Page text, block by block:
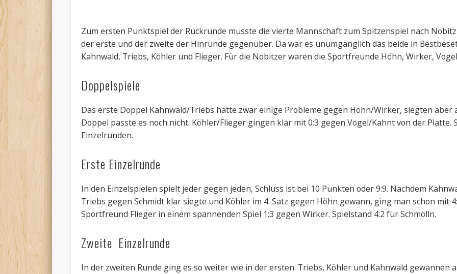
Zum ersten Punktspiel der Rückrunde musste die vierte Mannschaft zum Spitzenspiel nach
der erste und der zweite der Hinrunde gegenüber. Da war es unumgänglich das beide in
Kahnwald, Triebs, Köhler und Flieger. Für die Nobitzer waren die Sportfreunde Höhn, Wirker,
Doppelspiele
Das erste Doppel Kahnwald/Triebs hatte zwar einige Probleme gegen Höhn/Wirker, siegten aber
Doppel passte es noch nicht. Köhler/Flieger gingen klar mit 0:3 gegen Vogel/Kahnt von der Platte.
Einzelrunden.
Erste Einzelrunde
In den Einzelspielen spielt jeder gegen jeden, Schluss ist bei 10 Punkten oder 9:9. Nachdem
Triebs gegen Schmidt klar siegte und Köhler im 4. Satz gegen Höhn gewann, ging man schon mit
Sportfreund Flieger in einem spannenden Spiel 1:3 gegen Wirker. Spielstand 4:2 für Schmölln.
Zweite Einzelrunde
In der zweiten Runde ging es so weiter wie in der ersten. Triebs, Köhler und Kahnwald gewannen